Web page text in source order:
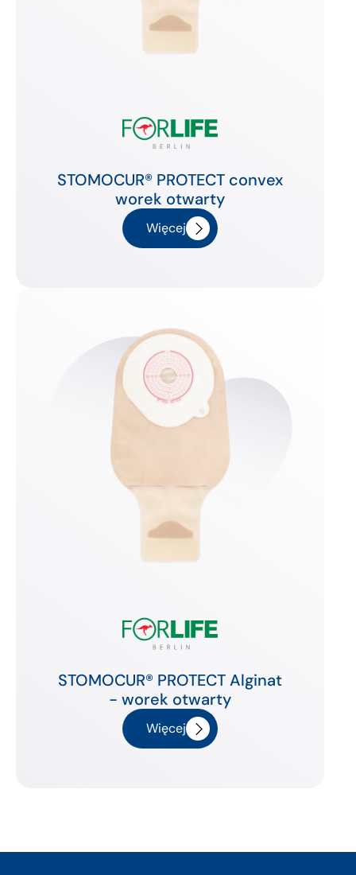
STOMOCUR® PROTECT convex
worek otwarty
Więcej
STOMOCUR® PROTECT Alginat
- worek otwarty
Więcej